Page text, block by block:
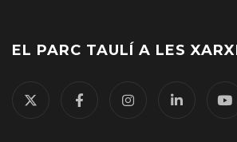
EL PARC TAULÍ A LES